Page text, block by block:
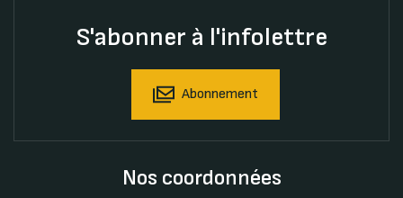
S'abonner à l'infolettre
Abonnement
Nos coordonnées